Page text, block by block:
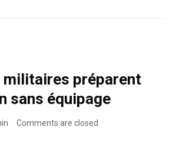
militaires préparent
sans équipage
Comments are closed